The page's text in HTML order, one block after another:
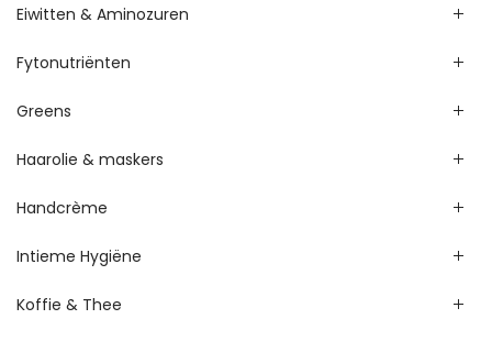
Eiwitten & Aminozuren
Fytonutriënten
Greens
Haarolie & maskers
Handcrème
Intieme Hygiëne
Koffie & Thee